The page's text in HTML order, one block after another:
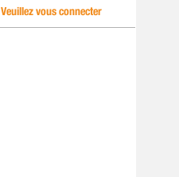
Veuillez vous connecter